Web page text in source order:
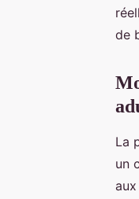
de
La
un